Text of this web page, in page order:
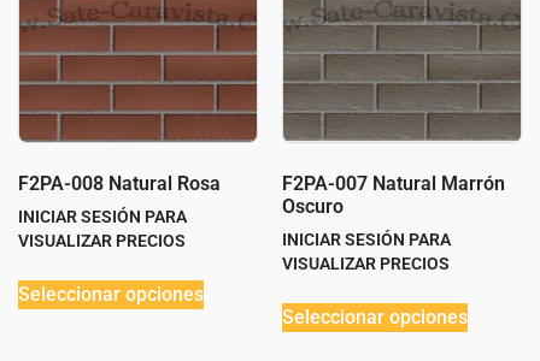
F2PA-008 Natural Rosa
INICIAR SESIÓN PARA
VISUALIZAR PRECIOS
Seleccionar opciones
F2PA-007 Natural Marrón
Oscuro
INICIAR SESIÓN PARA
VISUALIZAR PRECIOS
Seleccionar opciones